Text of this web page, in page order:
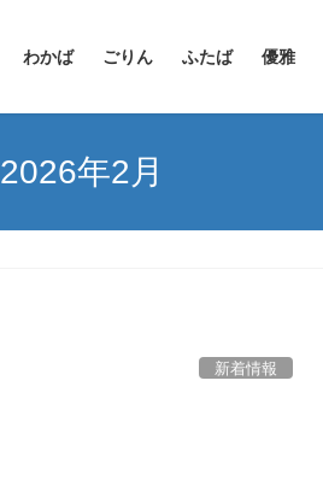
わかば ごりん ふたば 優雅
2026年2月
新着情報